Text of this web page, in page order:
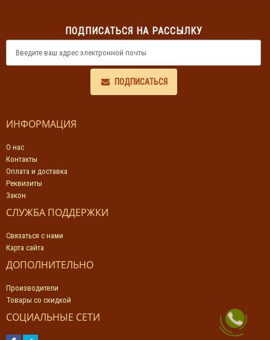
ПОДПИСАТЬСЯ НА РАССЫЛКУ
ПОДПИСАТЬСЯ
ИНФОРМАЦИЯ
О нас
Контакты
Оплата и доставка
Реквизиты
Закон
СЛУЖБА ПОДДЕРЖКИ
Связаться с нами
Карта сайта
ДОПОЛНИТЕЛЬНО
Производители
Товары со скидкой
СОЦИАЛЬНЫЕ СЕТИ